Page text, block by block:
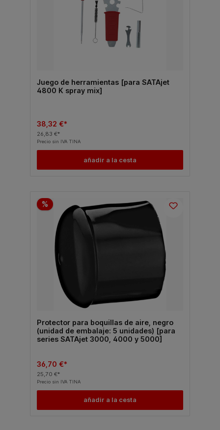
Juego de herramientas [para SATAjet
4800 K spray mix]
38,32 €*
26,83 €*
Precio sin IVA TINA
añadir a la cesta
%
Protector para boquillas de aire, negro
(unidad de embalaje: 5 unidades) [para
series SATAjet 3000, 4000 y 5000]
36,70 €*
25,70 €*
Precio sin IVA TINA
añadir a la cesta